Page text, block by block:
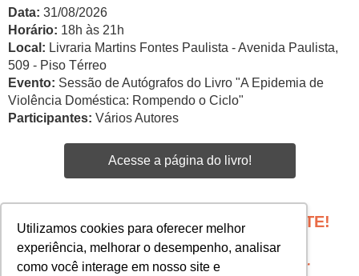
Utilizamos cookies para oferecer melhor
experiência, melhorar o desempenho, analisar
como você interage em nosso site e
Data: 31/08/2026
Horário: 18h às 21h
Local: Livraria Martins Fontes Paulista - Avenida Paulista,
509 - Piso Térreo
Evento: Sessão de Autógrafos do Livro "A Epidemia de
Violência Doméstica: Rompendo o Ciclo"
Participantes: Vários Autores
Acesse a página do livro!
PROGRAME SEU EVENTO COM A GENTE!
Edgar Santos -
esantos@martinsfontespaulista.com.br